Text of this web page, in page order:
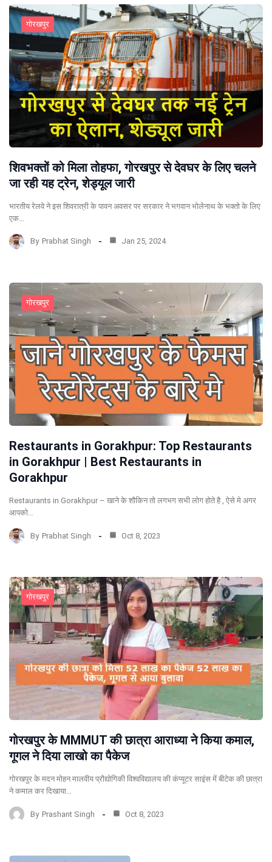
गोरखपुर
शिवभक्तों को मिला तोहफा, गोरखपुर से देवघर के लिए चलने
जा रही यह ट्रेन, शेड्यूल जारी
भारतीय रेलवे ने इस शिवरात्री के पावन अवसर पर सरकार ने भगवान भोलेनाथ के भक्तो के लिए
एक…
By Prabhat Singh Jan 25, 2024
गोरखपुर
Restaurants in Gorakhpur: Top Restaurants
in Gorakhpur | Best Restaurants in
Gorakhpur
Restaurants in Gorakhpur – खाने के शौकिन तो लगभग सभी लोग होते है , ऐसे मे अगर
आपको…
By Prabhat Singh Oct 8, 2023
गोरखपुर
गोरखपुर के MMMUT की छात्रा आराध्या ने किया कमाल,
गूगल ने दिया लाखो का पैकेज
गोरखपुर के मदन मोहन मालवीय प्रौद्योगिकी विश्वविद्यालय की कंप्यूटर साइंस में बीटेक की छात्रा
ने कमाल कर दिखाया…
By Prashant Singh Oct 8, 2023